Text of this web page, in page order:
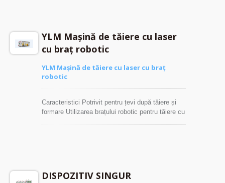
YLM Mașină de tăiere cu laser
cu braț robotic
YLM Mașină de tăiere cu laser cu braț
robotic
Caracteristici Potrivit pentru țevi după tăiere și
formare Utilizarea brațului robotic pentru tăiere cu
DISPOZITIV SINGUR